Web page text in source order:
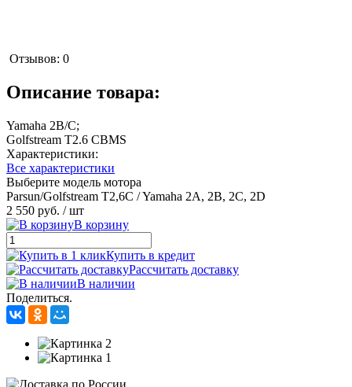
Отзывов: 0
Описание товара:
Yamaha 2B/C;
Golfstream T2.6 CBMS
Характеристики:
Все характеристики
Выберите модель мотора
Parsun/Golfstream T2,6C / Yamaha 2A, 2B, 2C, 2D
2 550 руб. / шт
В корзину
Купить в кредит
Рассчитать доставку
В наличии
Поделиться.